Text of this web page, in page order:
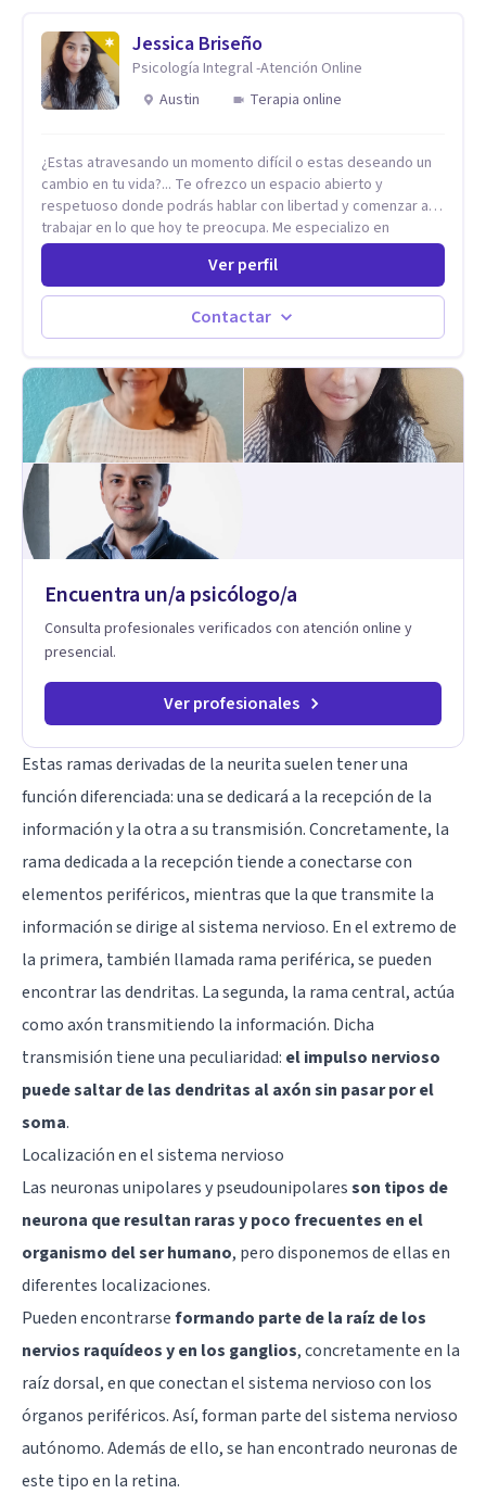
vínculo del Apego Seguro. Orientación sexual,
Acompañamiento Tanatológico. Cuidados paliativos en
enfermedades crónicas.
Jessica Briseño
Psicología Integral -Atención Online
Austin
Terapia online
¿Estas atravesando un momento difícil o estas deseando un
cambio en tu vida?... Te ofrezco un espacio abierto y
respetuoso donde podrás hablar con libertad y comenzar a
trabajar en lo que hoy te preocupa. Me especializo en
Trastornos de Ansiedad y a lo largo de mi experiencia
profesional he acompañado a muchas Familias y Parejas con
distintas problemáticas como el manejo del estrés,
Autoestima, Gestión de la Ira, Depresión, Retos en la Crianza,
Codependencia, Celos, entre otros. Cuento con más de 12
trabajado en distintos contextos clínicos con niños,
Adolescentes y Adultos
Ver perfil
Contactar
Encuentra un/a psicólogo/a
Consulta profesionales verificados con atención online y
presencial.
Ver profesionales
Estas ramas derivadas de la neurita suelen tener una
función diferenciada: una se dedicará a la recepción de la
información y la otra a su transmisión. Concretamente, la
rama dedicada a la recepción tiende a conectarse con
elementos periféricos, mientras que la que transmite la
información se dirige al sistema nervioso. En el extremo de
la primera, también llamada rama periférica, se pueden
encontrar las dendritas. La segunda, la rama central, actúa
como axón transmitiendo la información. Dicha
transmisión tiene una peculiaridad: el impulso nervioso
puede saltar de las dendritas al axón sin pasar por el
soma.
Localización en el sistema nervioso
Las neuronas unipolares y pseudounipolaresson tipos de
neurona que resultan raras y poco frecuentes en el
organismo del ser humano, pero disponemos de ellas en
diferentes localizaciones.
Pueden encontrarseformando parte de la raíz de los
nervios raquídeos y en los ganglios, concretamente en la
raíz dorsal, en que conectan el sistema nervioso con los
órganos periféricos. Así, forman parte delsistema nervioso
autónomo. Además de ello, se han encontrado neuronas de
este tipo en la retina.